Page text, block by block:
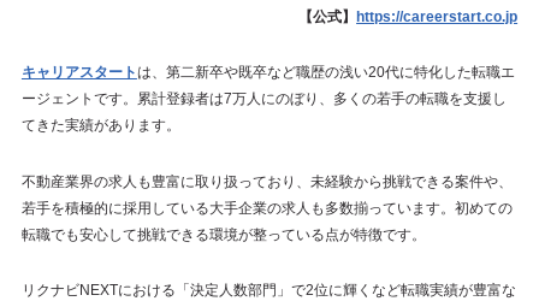
【公式】https://careerstart.co.jp
キャリアスタートは、第二新卒や既卒など職歴の浅い20代に特化した転職エ
ージェントです。累計登録者は7万人にのぼり、多くの若手の転職を支援し
てきた実績があります。
不動産業界の求人も豊富に取り扱っており、未経験から挑戦できる案件や、
若手を積極的に採用している大手企業の求人も多数揃っています。初めての
転職でも安心して挑戦できる環境が整っている点が特徴です。
リクナビNEXTにおける「決定人数部門」で2位に輝くなど転職実績が豊富な